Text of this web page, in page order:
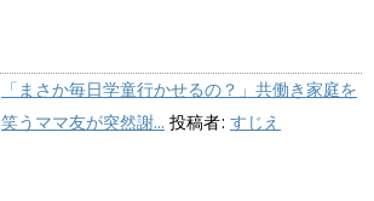
「まさか毎日学童行かせるの？」共働き家庭を
笑うママ友が突然謝... 投稿者: すじえ